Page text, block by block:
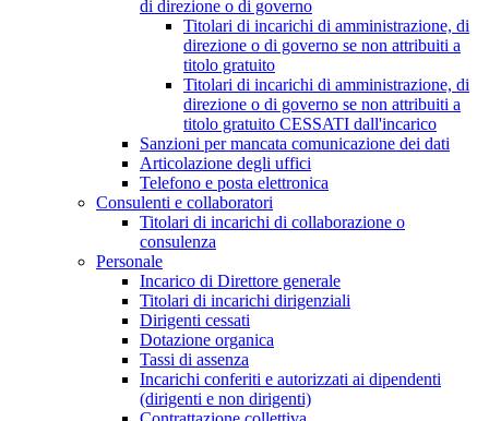
di direzione o di governo
Titolari di incarichi di amministrazione, di
direzione o di governo se non attribuiti a
titolo gratuito
Titolari di incarichi di amministrazione, di
direzione o di governo se non attribuiti a
titolo gratuito CESSATI dall'incarico
Sanzioni per mancata comunicazione dei dati
Articolazione degli uffici
Telefono e posta elettronica
Consulenti e collaboratori
Titolari di incarichi di collaborazione o
consulenza
Personale
Incarico di Direttore generale
Titolari di incarichi dirigenziali
Dirigenti cessati
Dotazione organica
Tassi di assenza
Incarichi conferiti e autorizzati ai dipendenti
(dirigenti e non dirigenti)